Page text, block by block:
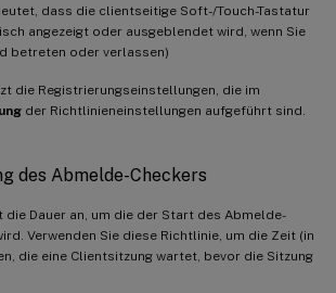
dass die clientseitige Soft-/Touch-Tastatur
angezeigt oder ausgeblendet wird, wenn Sie
betreten oder verlassen)
die Registrierungseinstellungen, die im
der Richtlinieneinstellungen aufgeführt sind.
des Abmelde-Checkers
die Dauer an, um die der Start des Abmelde-
Verwenden Sie diese Richtlinie, um die Zeit (in
die eine Clientsitzung wartet, bevor die Sitzung